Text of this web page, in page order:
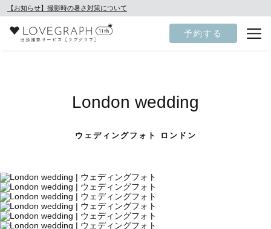
【お知らせ】撮影時の暑さ対策について
予約する
London wedding
ウェディングフォト ロンドン